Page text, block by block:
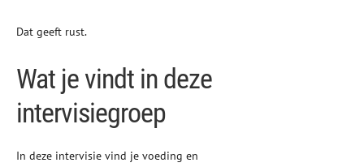
Dat geeft rust.
Wat je vindt in deze
intervisiegroep
In deze intervisie vind je voeding en